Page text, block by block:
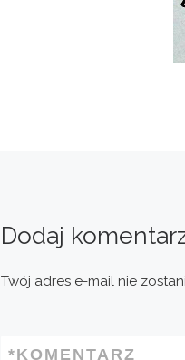
Dodaj
Twój adres e-mail nie
KOMENTARZ
*